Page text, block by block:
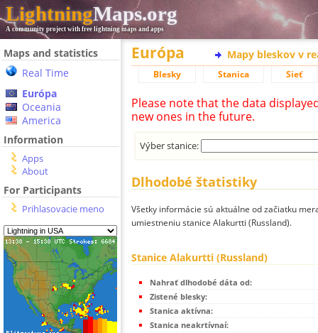
LightningMaps.org
A community project with free lightning maps and apps
Maps and statistics
Real Time
Európa
Oceania
America
Information
Apps
About
For Participants
Prihlasovacie meno
Európa Mapy bleskov v
Blesky Stanica Sieť
Please note that the data
new ones in the future.
Výber stanice:
Dlhodobé štatistiky
Všetky informácie sú aktuálne od začiatku
umiestneniu stanice Alakurtti (Russland).
Stanice Alakurtti (Russland)
Nahrať dlhodobé dáta od:
Zistené blesky:
Stanica aktívna:
Stanica neakrtívnaí: